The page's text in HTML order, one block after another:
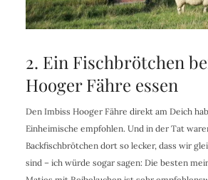
2. Ein Fischbrötchen
Hooger Fähre essen
Den Imbiss Hooger Fähre direkt am Deich
Einheimische empfohlen. Und in der Tat
Backfischbrötchen dort so lecker, dass wir
sind – ich würde sogar sagen: Die besten